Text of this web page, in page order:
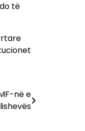
të
në e